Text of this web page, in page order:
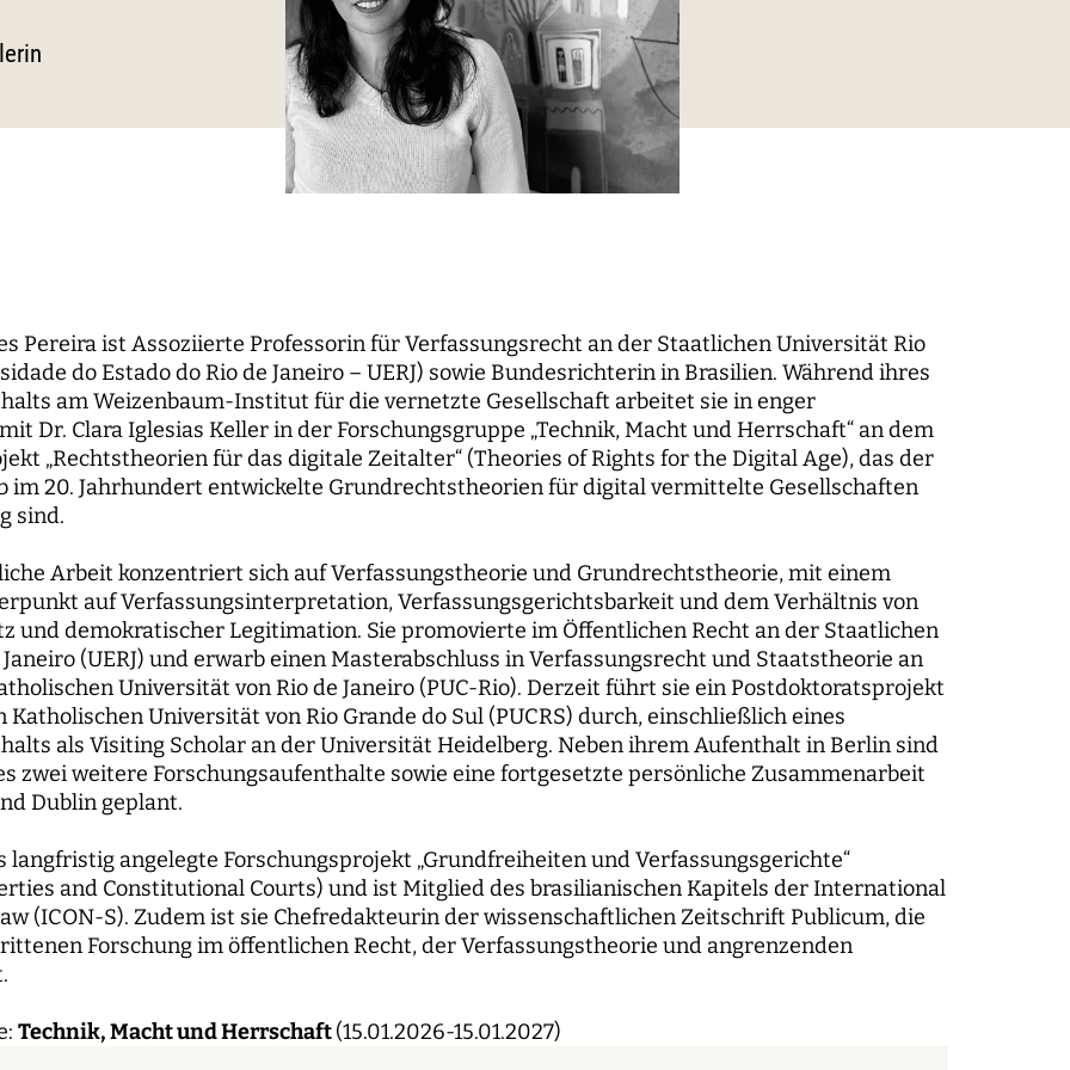
der digitalen
der Wissenschaft
Bildung für die digitale Welt
digitaler Prozesse
Technik, Macht und Herrschaft
Investigators
Open-Access-
Publikationsfonds
Das Forschungsprogramm der
Aufbauphase
Kommunikation
Personal
Finanzen
IT
Pereira ist Assoziierte Professorin für Verfassungsrecht an der Staatlichen Universität Rio
do Estado do Rio de Janeiro – UERJ) sowie Bundesrichterin in Brasilien. Während ihres
am Weizenbaum-Institut für die vernetzte Gesellschaft arbeitet sie in enger
Dr. Clara Iglesias Keller in der Forschungsgruppe „Technik, Macht und Herrschaft“ an dem
„Rechtstheorien für das digitale Zeitalter“ (Theories of Rights for the Digital Age), das der
im 20. Jahrhundert entwickelte Grundrechtstheorien für digital vermittelte Gesellschaften
sind.
Arbeit konzentriert sich auf Verfassungstheorie und Grundrechtstheorie, mit einem
auf Verfassungsinterpretation, Verfassungsgerichtsbarkeit und dem Verhältnis von
und demokratischer Legitimation. Sie promovierte im Öffentlichen Recht an der Staatlichen
(UERJ) und erwarb einen Masterabschluss in Verfassungsrecht und Staatstheorie an
Universität von Rio de Janeiro (PUC-Rio). Derzeit führt sie ein Postdoktoratsprojekt
Katholischen Universität von Rio Grande do Sul (PUCRS) durch, einschließlich eines
als Visiting Scholar an der Universität Heidelberg. Neben ihrem Aufenthalt in Berlin sind
zwei weitere Forschungsaufenthalte sowie eine fortgesetzte persönliche Zusammenarbeit
Dublin geplant.
langfristig angelegte Forschungsprojekt „Grundfreiheiten und Verfassungsgerichte“
and Constitutional Courts) und ist Mitglied des brasilianischen Kapitels der International
(ICON-S). Zudem ist sie Chefredakteurin der wissenschaftlichen Zeitschrift Publicum, die
Forschung im öffentlichen Recht, der Verfassungstheorie und angrenzenden
Technik, Macht und Herrschaft(15.01.2026-15.01.2027)